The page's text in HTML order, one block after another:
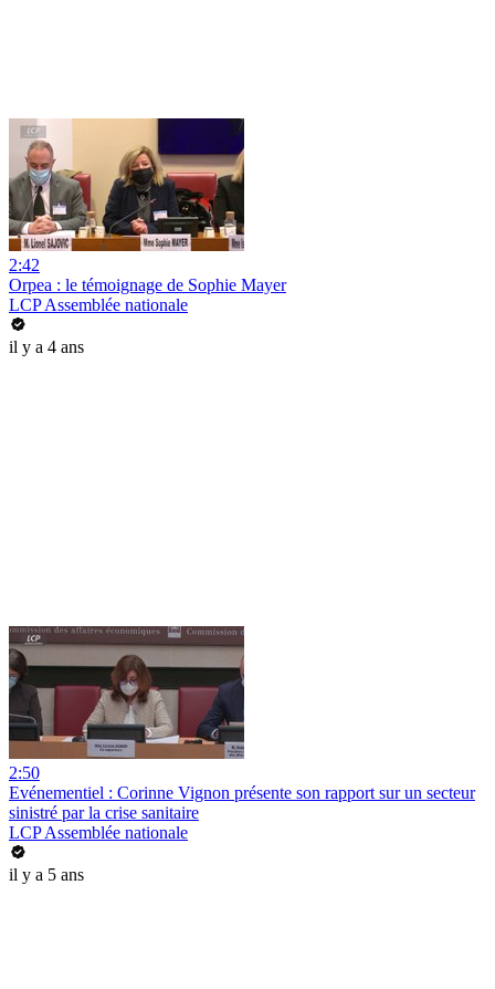
2:42
Orpea : le témoignage de Sophie Mayer
LCP Assemblée nationale
il y a 4 ans
2:50
Evénementiel : Corinne Vignon présente son rapport sur un secteur
sinistré par la crise sanitaire
LCP Assemblée nationale
il y a 5 ans